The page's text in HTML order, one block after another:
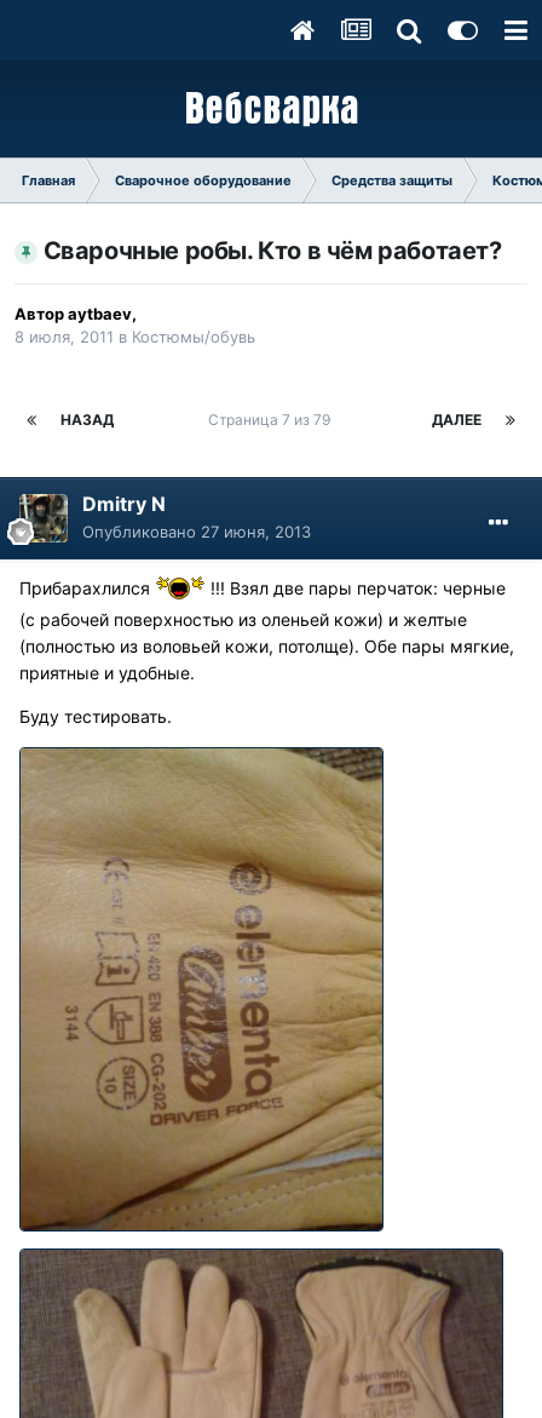
Главная Сварочное оборудование Средства защиты
Сварочные робы. Кто в чём работает?
Авторaytbaev,
8 июля, 2011 в Костюмы/обувь
НАЗАД ДАЛЕЕ
Страница 7 из 79
Dmitry N
Опубликовано 27 июня, 2013
Прибарахлился
!!! Взял две пары перчаток: черные
(с рабочей поверхностью из оленьей кожи) и желтые
(полностью из воловьей кожи, потолще). Обе пары мягкие,
приятные и удобные.
Буду тестировать.